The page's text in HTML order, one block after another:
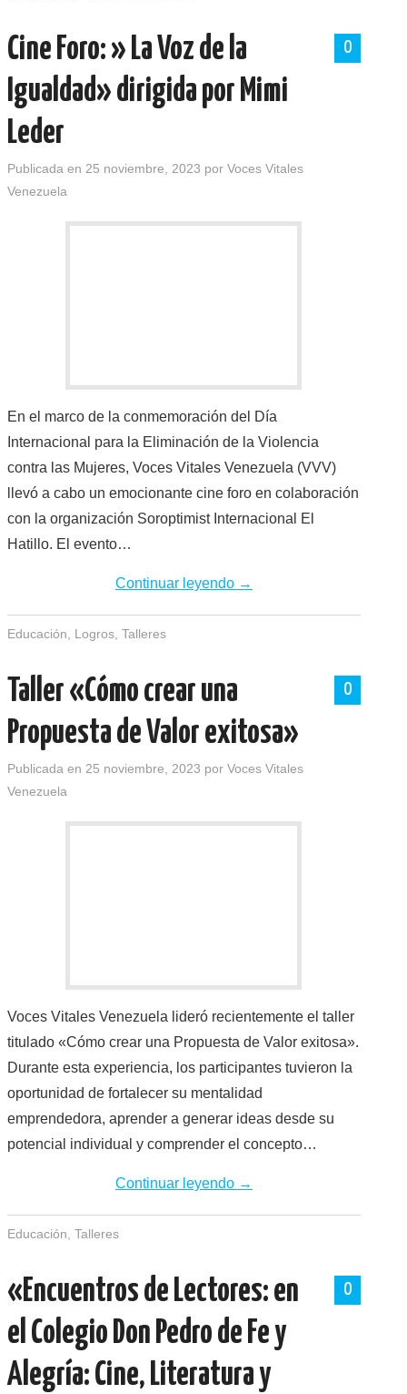
0
Cine Foro: » La Voz de la
Igualdad» dirigida por Mimi
Leder
Publicada en 25 noviembre, 2023 por Voces Vitales
Venezuela
En el marco de la conmemoración del Día
Internacional para la Eliminación de la Violencia
contra las Mujeres, Voces Vitales Venezuela (VVV)
llevó a cabo un emocionante cine foro en colaboración
con la organización Soroptimist Internacional El
Hatillo. El evento…
Continuar leyendo →
Educación Logros Talleres
0
Taller «Cómo crear una
Propuesta de Valor exitosa»
Publicada en 25 noviembre, 2023 por Voces Vitales
Venezuela
Voces Vitales Venezuela lideró recientemente el taller
titulado «Cómo crear una Propuesta de Valor exitosa».
Durante esta experiencia, los participantes tuvieron la
oportunidad de fortalecer su mentalidad
emprendedora, aprender a generar ideas desde su
potencial individual y comprender el concepto…
Continuar leyendo →
Educación Talleres
0
«Encuentros de Lectores: en
el Colegio Don Pedro de Fe y
Alegría: Cine, Literatura y